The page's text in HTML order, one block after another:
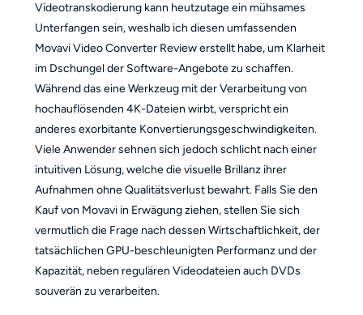
Videotranskodierung kann heutzutage ein mühsames
Unterfangen sein, weshalb ich diesen umfassenden
Movavi Video Converter Review erstellt habe, um Klarheit
im Dschungel der Software-Angebote zu schaffen.
Während das eine Werkzeug mit der Verarbeitung von
hochauflösenden 4K-Dateien wirbt, verspricht ein
anderes exorbitante Konvertierungsgeschwindigkeiten.
Viele Anwender sehnen sich jedoch schlicht nach einer
intuitiven Lösung, welche die visuelle Brillanz ihrer
Aufnahmen ohne Qualitätsverlust bewahrt. Falls Sie den
Kauf von Movavi in Erwägung ziehen, stellen Sie sich
vermutlich die Frage nach dessen Wirtschaftlichkeit, der
tatsächlichen GPU-beschleunigten Performanz und der
Kapazität, neben regulären Videodateien auch DVDs
souverän zu verarbeiten.